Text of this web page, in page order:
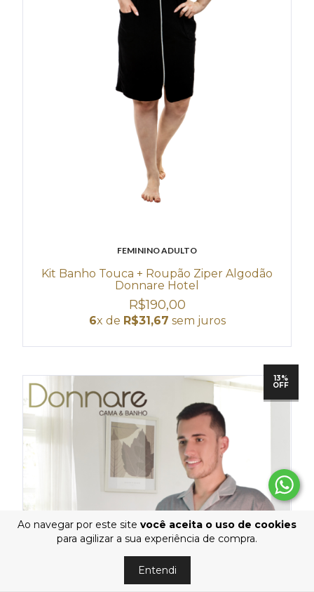
Ao navegar por este site você aceita o uso de cookies
para agilizar a sua experiência de compra.
Entendi
FEMININO ADULTO
Kit Banho Touca + Roupão Ziper Algodão
Donnare Hotel
R$190,00
6x de R$31,67 sem juros
13%
OFF